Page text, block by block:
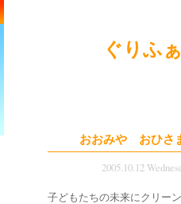
ぐりふ
おおみや おひさ
2005.10.12
子どもたちの未来にクリー